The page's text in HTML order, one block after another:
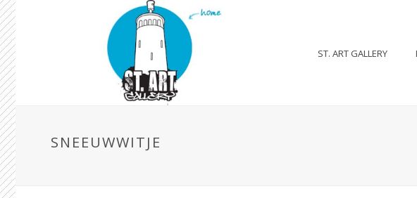
ST. ART GALLERY
SNEEUWWITJE